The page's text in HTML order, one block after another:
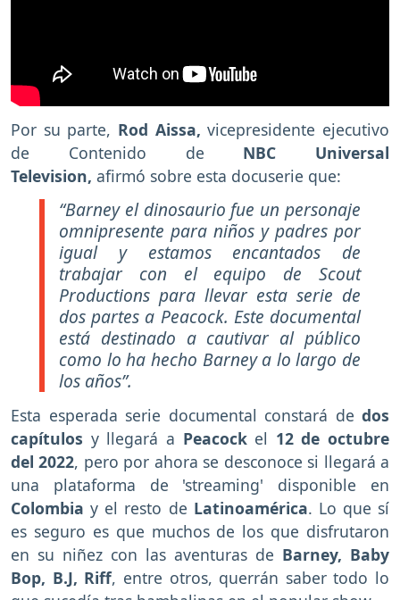
Por su parte, Rod Aissa, vicepresidente ejecutivo
de Contenido de NBC Universal
Television, afirmó sobre esta docuserie que:
“Barney el dinosaurio fue un personaje
omnipresente para niños y padres por
igual y estamos encantados de
trabajar con el equipo de Scout
Productions para llevar esta serie de
dos partes a Peacock. Este documental
está destinado a cautivar al público
como lo ha hecho Barney a lo largo de
los años”.
Esta esperada serie documental constará de dos
capítulos y llegará a Peacockel 12 de octubre
del 2022, pero por ahora se desconoce si llegará a
una plataforma de 'streaming' disponible en
Colombia y el resto de Latinoamérica. Lo que sí
es seguro es que muchos de los que disfrutaron
en su niñez con las aventuras de Barney, Baby
Bop, B.J, Riff, entre otros, querrán saber todo lo